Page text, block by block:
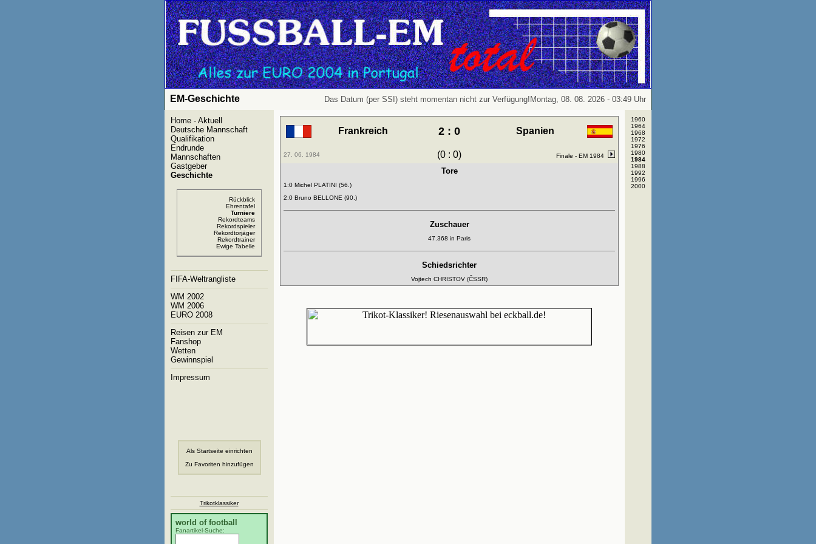
EM-Geschichte Das Datum (per SSI) steht momentan nicht zur Verfügung!Montag, 08. 08. 2026 - 03:49 Uhr
Home - Aktuell
Deutsche Mannschaft
Qualifikation
Endrunde
Mannschaften
Gastgeber
Geschichte
Rückblick
Ehrentafel
Turniere
Rekordteams
Rekordspieler
Rekordtorjäger
Rekordtrainer
Ewige Tabelle
FIFA-Weltrangliste
WM 2002
WM 2006
EURO 2008
Reisen zur EM
Fanshop
Wetten
Gewinnspiel
Impressum
Als Startseite einrichten
Zu Favoriten hinzufügen
Trikotklassiker
world of football
Fanartikel-Suche:
Frankreich 2 : 0 Spanien
27. 06. 1984 (0 : 0) Finale - EM 1984
Tore
1:0 Michel PLATINI (56.)
2:0 Bruno BELLONE (90.)
Zuschauer
47.368 in Paris
Schiedsrichter
Vojtech CHRISTOV (ČSSR)
1960
1964
1968
1972
1976
1980
1984
1988
1992
1996
2000